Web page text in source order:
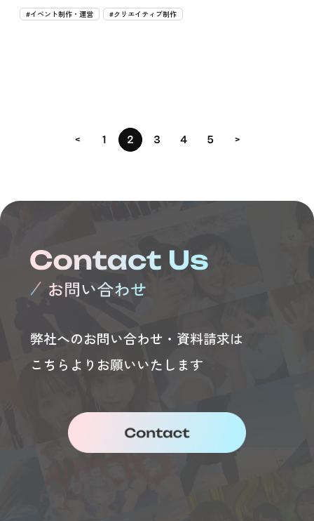
#イベント制作・運営 #クリエイティブ制作
< 1 2 3 4 5 >
弊社へのお問い合わせ・資料請求は
こちらよりお願いいたします